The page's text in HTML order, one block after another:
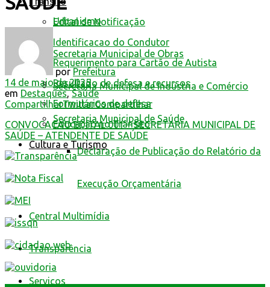
Edital de Notificação
Identificacao do Condutor
Requerimento para Cartão de Autista
Resultado de defesa e recursos
Formulários de defesa
Educação no Trânsito
Cultura e Turismo
Urbanismo
Secretaria Municipal de Obras
Secretaria Municipal de Indústria e Comércio
Secretaria Municipal de Saúde
Declaração de Publicação do Relatório da
Execução Orçamentária
Central Multimídia
Transparência
Serviços
por Prefeitura
14 de maio de 2025
em Destaques,Saúde
CompartilharTwittarCompartilhar
CONVOCACAO EDITAL 001 – SECRETARIA MUNICIPAL DE
SAÚDE – ATENDENTE DE SAÚDE